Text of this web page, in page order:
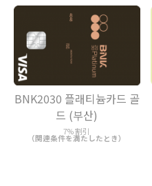
BNK2030 플래티늄카드 골
드 (부산)
7% 割引
（関連条件を満たしたとき）